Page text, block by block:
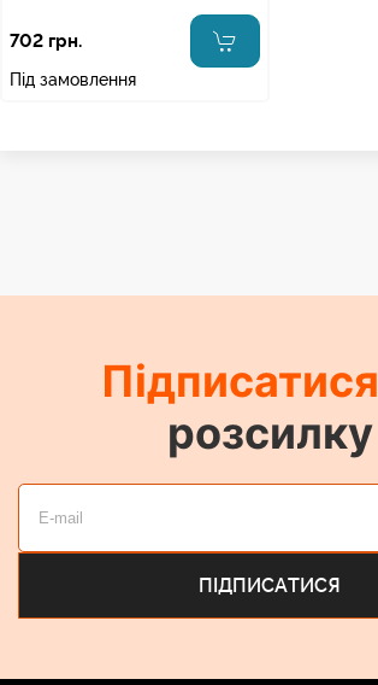
702 грн.
Під замовлення
Підписатися
розсилку